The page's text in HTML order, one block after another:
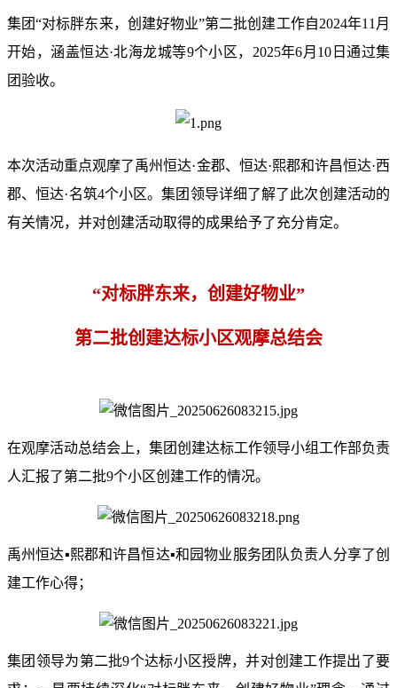
集团“对标胖东来，创建好物业”第二批创建工作自2024年11月
开始，涵盖恒达·北海龙城等9个小区，2025年6月10日通过集
团验收。
本次活动重点观摩了禹州恒达·金郡、恒达·熙郡和许昌恒达·西
郡、恒达·名筑4个小区。集团领导详细了解了此次创建活动的
有关情况，并对创建活动取得的成果给予了充分肯定。
“对标胖东来，创建好物业”
第二批创建达标小区观摩总结会
在观摩活动总结会上，集团创建达标工作领导小组工作部负责
人汇报了第二批9个小区创建工作的情况。
禹州恒达▪熙郡和许昌恒达▪和园物业服务团队负责人分享了创
建工作心得；
集团领导为第二批9个达标小区授牌，并对创建工作提出了要